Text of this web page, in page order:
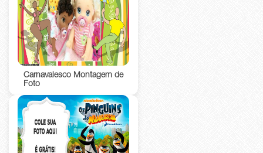
Carnavalesco Montagem de
Foto